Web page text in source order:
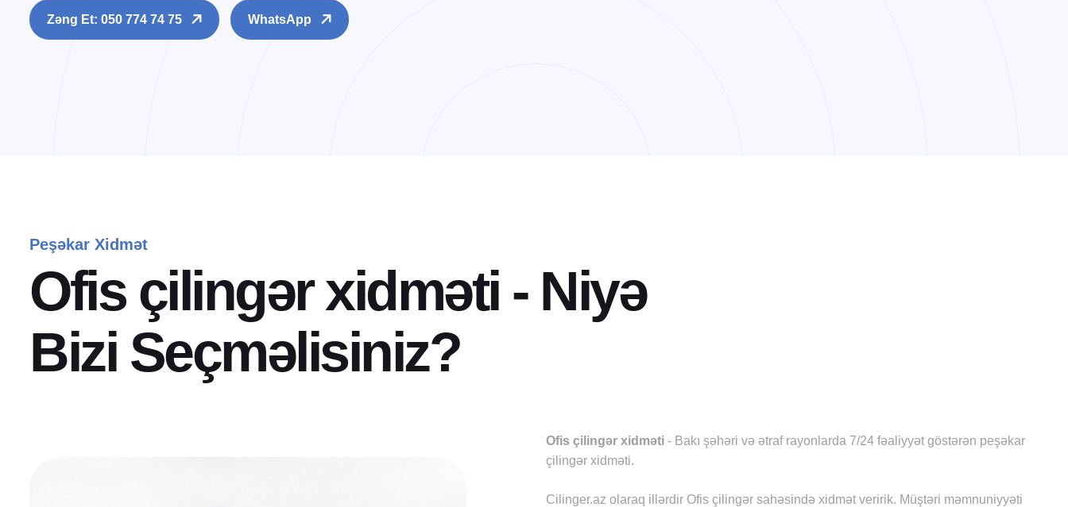
Zəng Et: 050 774 74 75 WhatsApp
Peşəkar Xidmət
Ofis çilingər xidməti - Niyə
Bizi Seçməlisiniz?
Ofis çilingər xidməti - Bakı şəhəri və ətraf rayonlarda 7/24 fəaliyyət göstərən peşəkar
çilingər xidməti.
Cilinger.az olaraq illərdir Ofis çilingər sahəsində xidmət veririk. Müştəri məmnuniyyəti